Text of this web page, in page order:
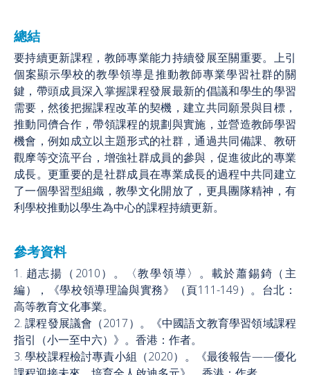
總結
要持續更新課程，教師專業能力持續發展至關重要。上引
個案顯示學校的教學領導是推動教師專業學習社群的關
鍵，帶頭成員深入掌握課程發展最新的倡議和學生的學習
需要，然後把握課程改革的契機，建立共同願景與目標，
推動同儕合作，帶領課程的規劃與實施，並營造教師學習
機會，例如成立以主題形式的社群，通過共同備課、教研
觀摩等交流平台，增強社群成員的參與，促進彼此的專業
成長。更重要的是社群成員在專業成長的過程中共同建立
了一個學習型組織，教學文化開放了，更具團隊精神，有
利學校推動以學生為中心的課程持續更新。
參考資料
1. 趙志揚（2010）。〈教學領導〉。載於蕭錫錡（主
編），《學校領導理論與實務》（頁111-149）。台北：
高等教育文化事業。
2. 課程發展議會（2017）。《中國語文教育學習領域課程
指引（小一至中六）》。香港：作者。
3. 學校課程檢討專責小組（2020）。《最後報告——優化